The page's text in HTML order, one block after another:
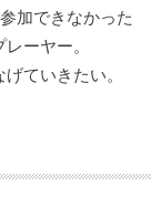
加できなかった
ーヤー。
ていきたい。